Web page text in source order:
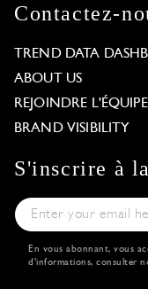
Contactez-
TREND DATA
ABOUT US
REJOINDRE L'ÉQUIPE
BRAND VISIBILITY
S'inscrire à
En vous abonnant, vous
d'informations, consulter